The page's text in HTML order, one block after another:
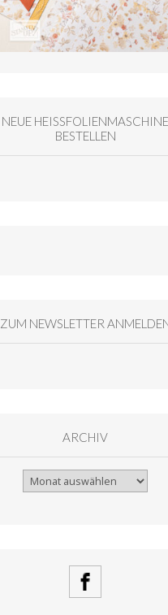
NEUE HEISSFOLIENMASCHINE
BESTELLEN
ZUM NEWSLETTER
ARCHIV
Archiv